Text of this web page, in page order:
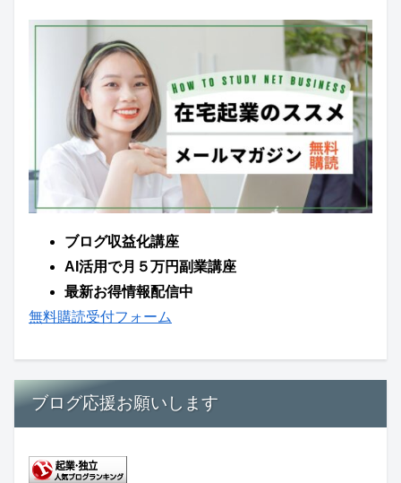
ブログ収益化講座
AI活用で月５万円副業講座
最新お得情報配信中
無料購読受付フォーム
ブログ応援お願いします